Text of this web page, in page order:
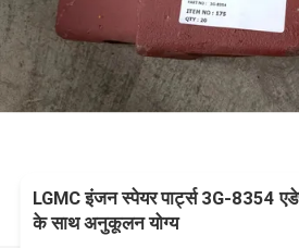
LGMC इंजन स्पेयर पार्ट्स 3G-8354
के साथ अनुकूलन योग्य